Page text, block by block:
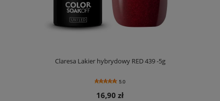
Claresa Lakier hybrydowy RED 439 -5g
5.0
16,90 zł